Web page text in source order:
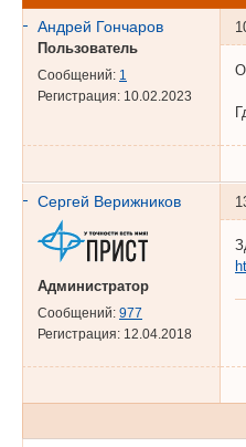
Андрей Гончаров
Пользователь
Сообщений: 1
Регистрация: 10.02.2023
Сергей Верижников
Администратор
Сообщений: 977
Регистрация: 12.04.2018